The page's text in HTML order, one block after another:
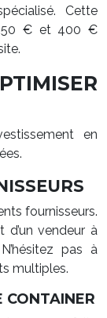
Cette
€ et 400 €
en
fournisseurs.
d’un vendeur à
pas à
multiples.
CONTAINER